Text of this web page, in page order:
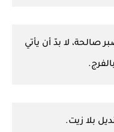
صالحة، لا بدّ أن يأتي
بلا زيت.